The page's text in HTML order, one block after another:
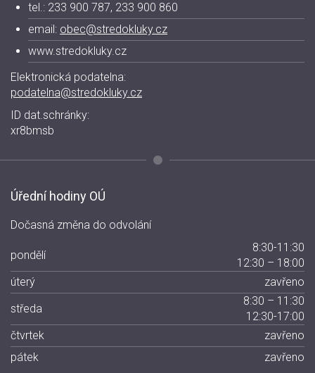
tel.: 233 900 787, 233 900 860
email: obec@stredokluky.cz
www.stredokluky.cz
Elektronická podatelna:
podatelna@stredokluky.cz
ID dat.schránky:
xr8bmsb
Úřední hodiny OÚ
Dočasná změna do odvolání
pondělí
8:30-11:30
12:30 – 18:00
úterý
zavřeno
středa
8:30 – 11:30
12:30-17:00
čtvrtek
zavřeno
pátek
zavřeno